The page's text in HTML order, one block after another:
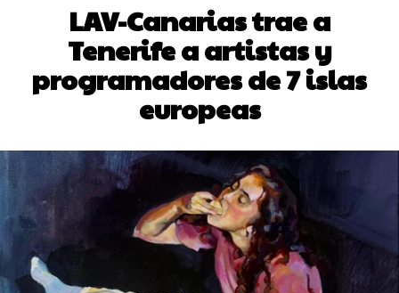
LAV-Canarias trae a
Tenerife a artistas y
programadores de 7 islas
europeas